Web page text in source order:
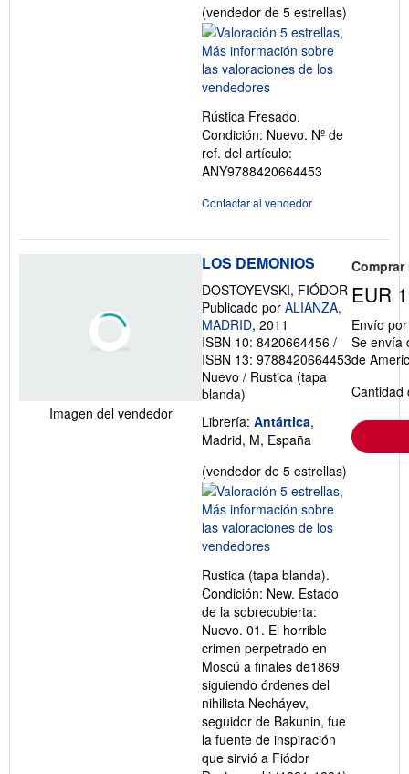
(vendedor de 5 estrellas)
Rústica Fresado.
Condición: Nuevo. Nº de
ref. del artículo:
ANY9788420664453
Contactar al vendedor
Imagen del vendedor
LOS DEMONIOS
DOSTOYEVSKI, FIÓDOR
Publicado por ALIANZA,
MADRID, 2011
ISBN 10: 8420664456 /
ISBN 13: 9788420664453
Nuevo / Rustica (tapa
blanda)
Librería: Antártica,
Madrid, M, España
(vendedor de 5 estrellas)
Rustica (tapa blanda).
Condición: New. Estado
de la sobrecubierta:
Nuevo. 01. El horrible
crimen perpetrado en
Moscú a finales de1869
siguiendo órdenes del
nihilista Necháyev,
seguidor de Bakunin, fue
la fuente de inspiración
que sirvió a Fiódor
EUR
Envío
Se envía
de
Cantidad